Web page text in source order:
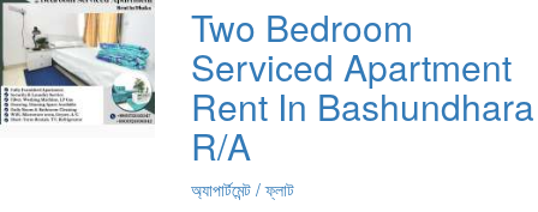
Two Bedroom
Serviced Apartment
Rent In Bashundhara
R/A
অ্যাপার্টমেন্ট / ফ্লাট